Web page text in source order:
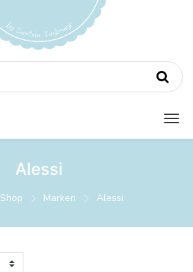
Alessi
Shop Marken Alessi